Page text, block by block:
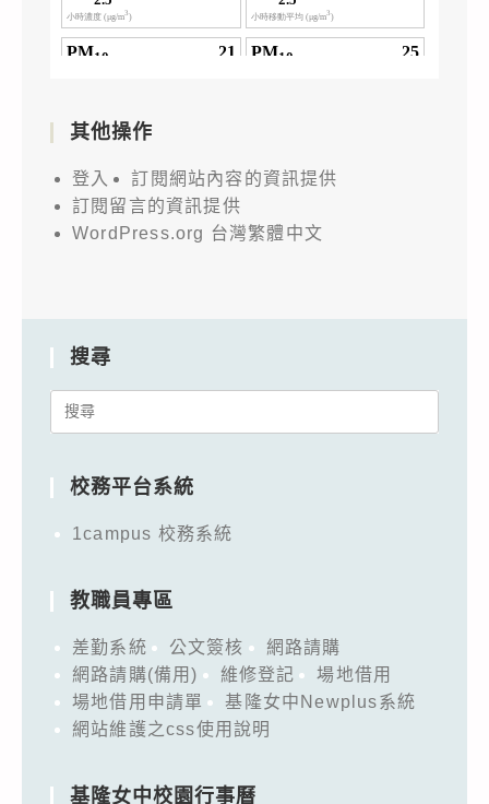
其他操作
登入
訂閱網站內容的資訊提供
訂閱留言的資訊提供
WordPress.org 台灣繁體中文
搜尋
Search
校務平台系統
1campus 校務系統
教職員專區
差勤系統 公文簽核
網路請購
網路請購(備用)
維修登記
場地借用
場地借用申請單
基隆女中Newplus系統
網站維護之css使用說明
基隆女中校園行事曆